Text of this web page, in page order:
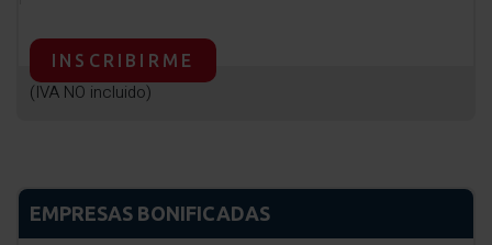
INSCRIBIRME
(IVA NO incluido)
EMPRESAS BONIFICADAS